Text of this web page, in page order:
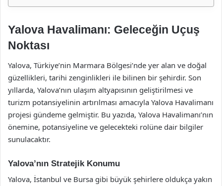
Yalova Havalimanı: Geleceğin Uçuş
Noktası
Yalova, Türkiye’nin Marmara Bölgesi’nde yer alan ve doğal
güzellikleri, tarihi zenginlikleri ile bilinen bir şehirdir. Son
yıllarda, Yalova’nın ulaşım altyapısının geliştirilmesi ve
turizm potansiyelinin artırılması amacıyla Yalova Havalimanı
projesi gündeme gelmiştir. Bu yazıda, Yalova Havalimanı’nın
önemine, potansiyeline ve gelecekteki rolüne dair bilgiler
sunulacaktır.
Yalova’nın Stratejik Konumu
Yalova, İstanbul ve Bursa gibi büyük şehirlere oldukça yakın